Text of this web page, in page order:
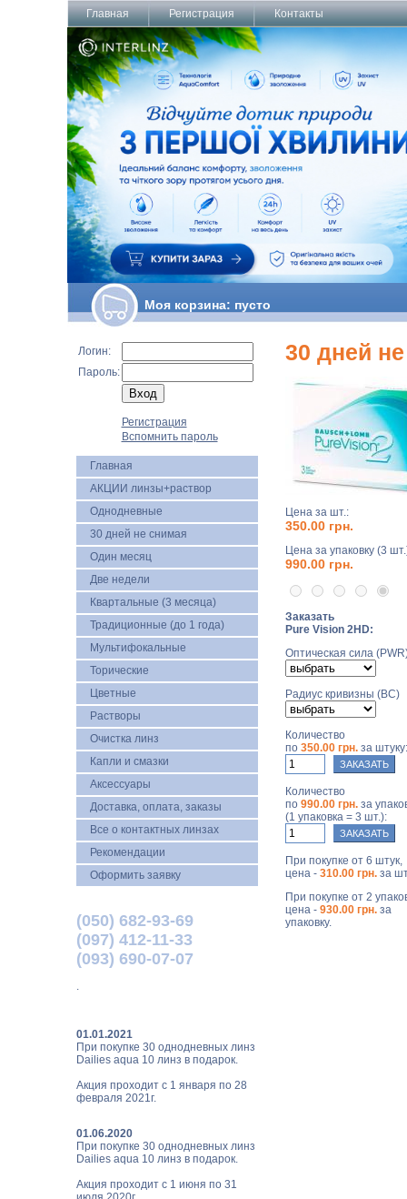
Главная Регистрация Контакты
Моя корзина: пусто
Логин:
Пароль:
Регистрация
Вспомнить пароль
Главная
АКЦИИ линзы+раствор
Однодневные
30 дней не снимая
Один месяц
Две недели
Квартальные (3 месяца)
Традиционные (до 1 года)
Мультифокальные
Торические
Цветные
Растворы
Очистка линз
Капли и смазки
Аксессуары
Доставка, оплата, заказы
Все о контактных линзах
Рекомендации
Оформить заявку
(050) 682-93-69
(097) 412-11-33
(093) 690-07-07
.
01.01.2021
При покупке 30 однодневных линз
Dailies aqua 10 линз в подарок.
Акция проходит с 1 января по 28
февраля 2021г.
01.06.2020
При покупке 30 однодневных линз
Dailies aqua 10 линз в подарок.
Акция проходит с 1 июня по 31
30 дней
Цена за шт.:
350.00 грн.
Цена за упаковку (3
990.00 грн.
Заказать
Pure Vision 2HD:
Оптическая сила
Радиус кривизны (BC)
Количество
по 350.00 грн.за штуку:
Количество
по 990.00 грн.за
(1 упаковка = 3 шт.):
При покупке от 6 штук,
цена - 310.00 грн.за
При покупке от 2
цена - 930.00 грн.за
упаковку.